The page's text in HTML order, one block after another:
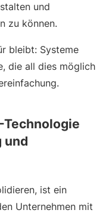
und
zu können.
bleibt: Systeme
die all dies möglich
Technologie
und
ist ein
Unternehmen mit